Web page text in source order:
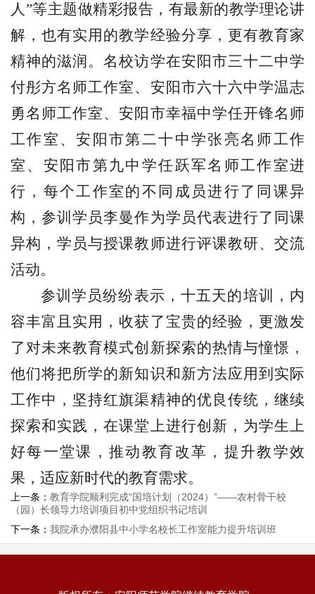
人”等主题做精彩报告，有最新的教学理论讲
解，也有实用的教学经验分享，更有教育家
精神的滋润。名校访学在安阳市三十二中学
付彤方名师工作室、安阳市六十六中学温志
勇名师工作室、安阳市幸福中学任开锋名师
工作室、安阳市第二十中学张亮名师工作
室、安阳市第九中学任跃军名师工作室进
行，每个工作室的不同成员进行了同课异
构，参训学员李曼作为学员代表进行了同课
异构，学员与授课教师进行评课教研、交流
活动。
参训学员纷纷表示，十五天的培训，内
容丰富且实用，收获了宝贵的经验，更激发
了对未来教育模式创新探索的热情与憧憬，
他们将把所学的新知识和新方法应用到实际
工作中，坚持红旗渠精神的优良传统，继续
探索和实践，在课堂上进行创新，为学生上
好每一堂课，推动教育改革，提升教学效
果，适应新时代的教育需求。
上一条： 教育学院顺利完成“国培计划（2024）”——农村骨干校
（园）长领导力培训项目初中党组织书记培训
下一条： 我院承办濮阳县中小学名校长工作室能力提升培训班